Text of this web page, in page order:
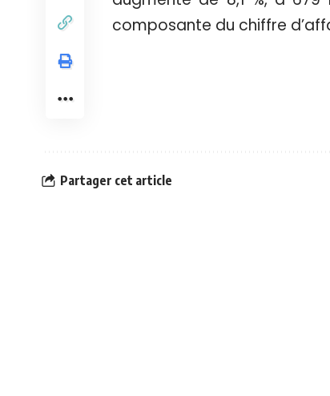
composante du chiffre
Partager cet article